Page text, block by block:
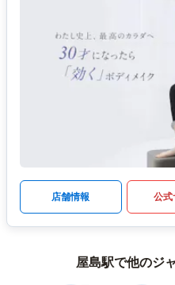
店舗情報 公式
屋島駅で他のジ